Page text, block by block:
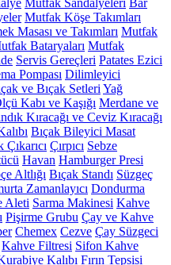
Mutfak Sandalyeleri Bar
Mutfak Köşe Takımları
Masası ve Takımları Mutfak
Bataryaları Mutfak
Servis Gereçleri Patates Ezici
Pompası Dilimleyici
ve Bıçak Setleri Yağ
Kabı ve Kaşığı Merdane ve
Kıracağı ve Ceviz Kıracağı
Bıçak Bileyici Masat
Çırpıcı Sebze
Havan Hamburger Presi
Altlığı Bıçak Standı Süzgeç
Zamanlayıcı Dondurma
Aleti Sarma Makinesi Kahve
Pişirme Grubu Çay ve Kahve
Chemex Cezve Çay Süzgeci
Kahve Filtresi Sifon Kahve
Kalıbı Fırın Tepsisi